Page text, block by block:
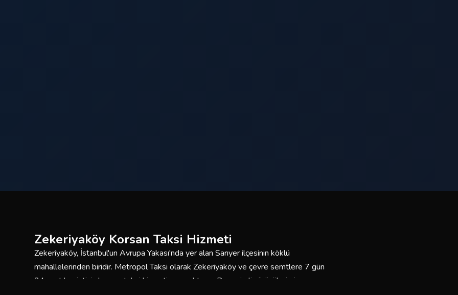
Zekeriyaköy Korsan Taksi Hizmeti
Zekeriyaköy, İstanbul'un Avrupa Yakası'nda yer alan Sarıyer ilçesinin köklü
mahallelerinden biridir. Metropol Taksi olarak Zekeriyaköy ve çevre semtlere 7 gün
24 saat kesintisiz korsan taksi hizmeti sunmaktayız. Deneyimli sürücülerimiz ve